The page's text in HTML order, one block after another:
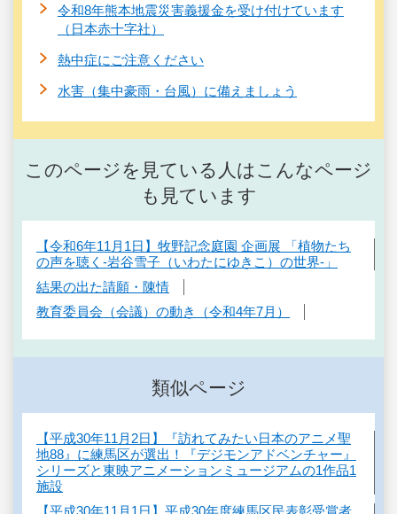
令和8年熊本地震災害義援金を受け付けています
（日本赤十字社）
熱中症にご注意ください
水害（集中豪雨・台風）に備えましょう
このページを見ている人はこんなページ
も見ています
【令和6年11月1日】牧野記念庭園 企画展 「植物たち
の声を聴く-岩谷雪子（いわたにゆきこ）の世界-」
結果の出た請願・陳情
教育委員会（会議）の動き（令和4年7月）
類似ページ
【平成30年11月2日】『訪れてみたい日本のアニメ聖
地88』に練馬区が選出！『デジモンアドベンチャー』
シリーズと東映アニメーションミュージアムの1作品1
施設
【平成30年11月1日】平成30年度練馬区民表彰受賞者